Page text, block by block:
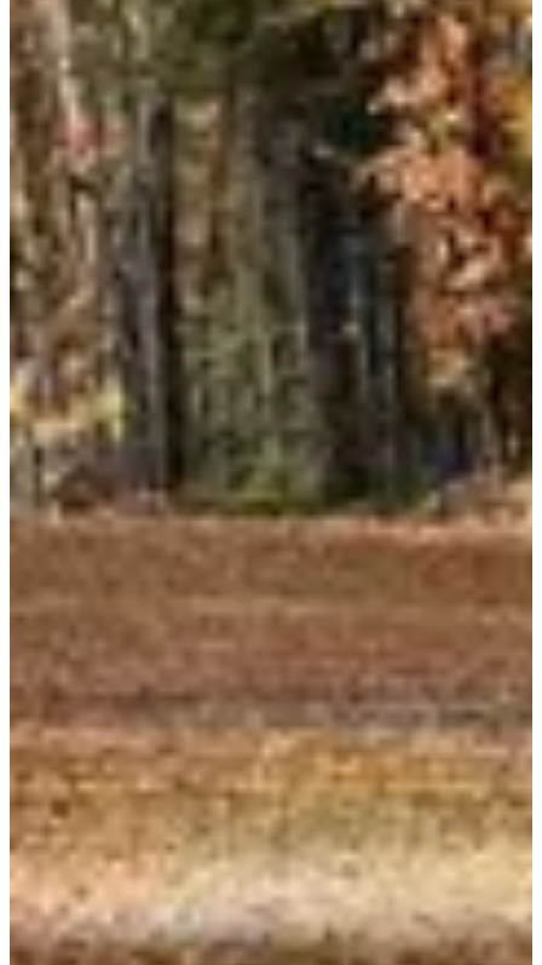
Dates d'inscription
Pas encore communiquées
Plus d'info
Plus d'info
08:00
Marche
Randonnée pédestre